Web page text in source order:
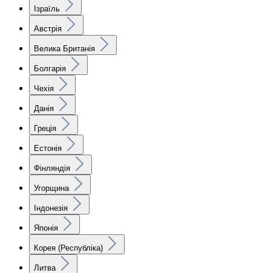
Ізраїль
Австрія
Велика Британія
Болгарія
Чехія
Данія
Греція
Естонія
Фінляндія
Угорщина
Індонезія
Японія
Корея (Республіка)
Литва